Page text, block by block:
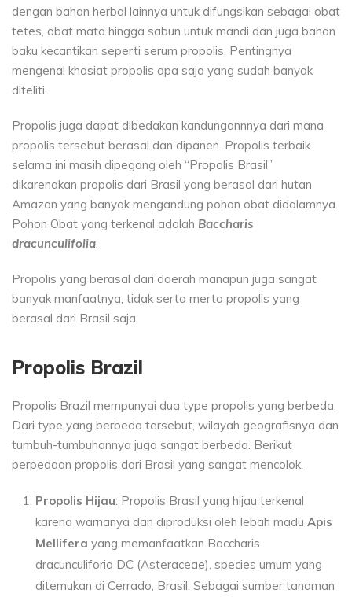
dengan bahan herbal lainnya untuk difungsikan sebagai obat
tetes, obat mata hingga sabun untuk mandi dan juga bahan
baku kecantikan seperti serum propolis. Pentingnya
mengenal khasiat propolis apa saja yang sudah banyak
diteliti.
Propolis juga dapat dibedakan kandungannnya dari mana
propolis tersebut berasal dan dipanen. Propolis terbaik
selama ini masih dipegang oleh “Propolis Brasil”
dikarenakan propolis dari Brasil yang berasal dari hutan
Amazon yang banyak mengandung pohon obat didalamnya.
Pohon Obat yang terkenal adalah Baccharis
dracunculifolia.
Propolis yang berasal dari daerah manapun juga sangat
banyak manfaatnya, tidak serta merta propolis yang
berasal dari Brasil saja.
Propolis Brazil
Propolis Brazil mempunyai dua type propolis yang berbeda.
Dari type yang berbeda tersebut, wilayah geografisnya dan
tumbuh-tumbuhannya juga sangat berbeda. Berikut
perpedaan propolis dari Brasil yang sangat mencolok.
Propolis Hijau: Propolis Brasil yang hijau terkenal
karena warnanya dan diproduksi oleh lebah madu Apis
Mellifera yang memanfaatkan Baccharis
dracunculiforia DC (Asteraceae), species umum yang
ditemukan di Cerrado, Brasil. Sebagai sumber tanaman